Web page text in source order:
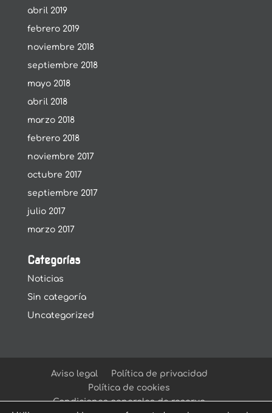
abril 2019
febrero 2019
noviembre 2018
septiembre 2018
mayo 2018
abril 2018
marzo 2018
febrero 2018
noviembre 2017
octubre 2017
septiembre 2017
julio 2017
marzo 2017
Categorías
Noticias
Sin categoría
Uncategorized
Aviso legal
Política de privacidad
Política de cookies
Condiciones generales de reserva